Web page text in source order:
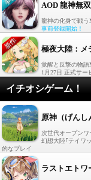
AOD 龍神無双
龍神の化身で戦う
事前登録開始！
極夜大陸：メ
覚醒と反撃の物語
1月27日 正式サー
イチオシゲーム！
原神（げんし
次世代オープンワ
幻想大陸｢テイワ
的なプレイ
ラストエトワ